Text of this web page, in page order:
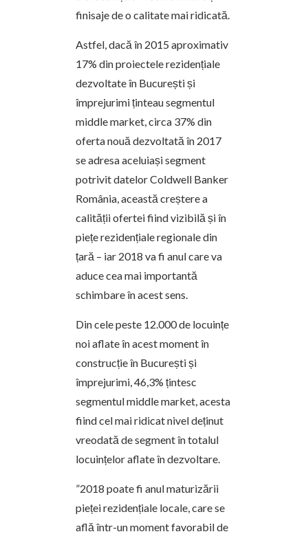
finisaje de o calitate mai ridicată.
Astfel, dacă în 2015 aproximativ
17% din proiectele rezidențiale
dezvoltate în București și
împrejurimi ținteau segmentul
middle market, circa 37% din
oferta nouă dezvoltată în 2017
se adresa aceluiași segment
potrivit datelor Coldwell Banker
România, această creștere a
calității ofertei fiind vizibilă și în
piețe rezidențiale regionale din
țară – iar 2018 va fi anul care va
aduce cea mai importantă
schimbare în acest sens.
Din cele peste 12.000 de locuințe
noi aflate în acest moment în
construcție în București și
împrejurimi, 46,3% țintesc
segmentul middle market, acesta
fiind cel mai ridicat nivel deținut
vreodată de segment în totalul
locuințelor aflate în dezvoltare.
”2018 poate fi anul maturizării
pieței rezidențiale locale, care se
află într-un moment favorabil de